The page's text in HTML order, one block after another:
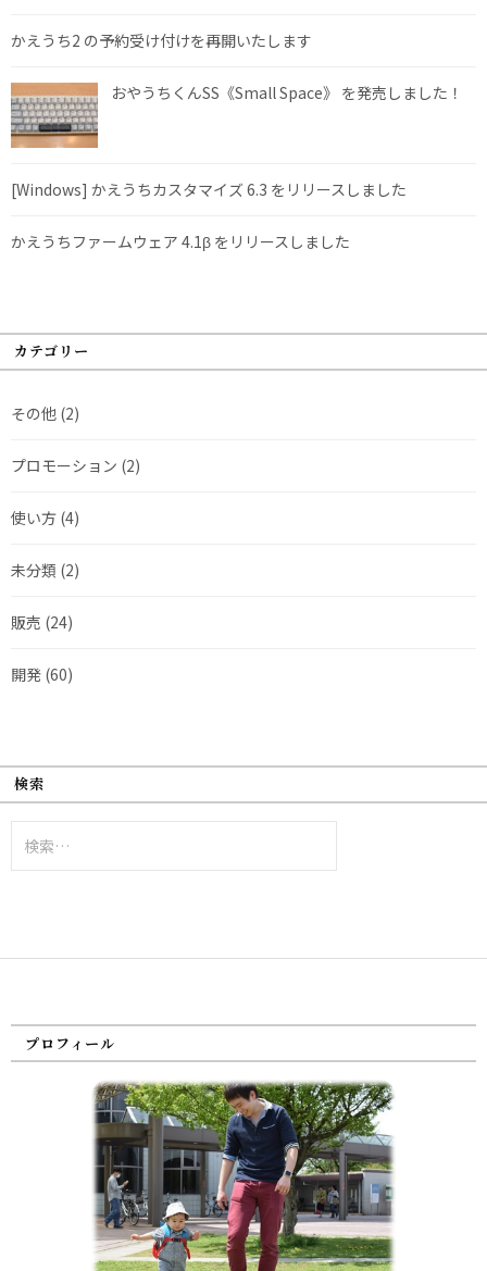
かえうち2 の予約受け付けを再開いたします
おやうちくんSS《Small Space》 を発売しました！
[Windows] かえうちカスタマイズ 6.3 をリリースしました
かえうちファームウェア 4.1β をリリースしました
カテゴリー
その他 (2)
プロモーション (2)
使い方 (4)
未分類 (2)
販売 (24)
開発 (60)
検索
索:
プロフィール